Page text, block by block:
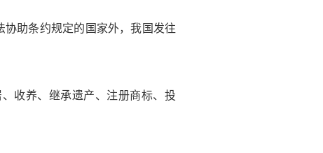
助条约规定的国家外，我国发往
收养、继承遗产、注册商标、投